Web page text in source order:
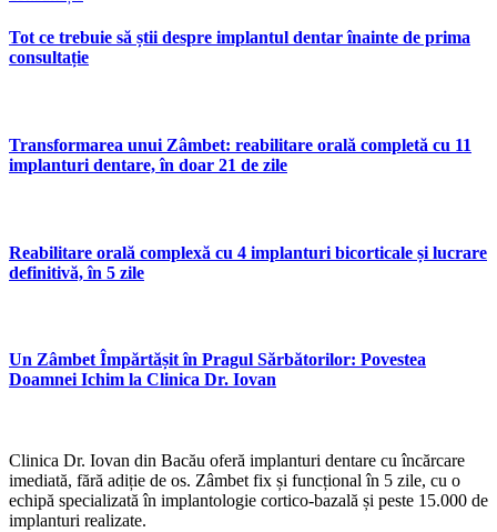
Tot ce trebuie să știi despre implantul dentar înainte de prima
consultație
Transformarea unui Zâmbet: reabilitare orală completă cu 11
implanturi dentare, în doar 21 de zile
Reabilitare orală complexă cu 4 implanturi bicorticale și lucrare
definitivă, în 5 zile
Un Zâmbet Împărtășit în Pragul Sărbătorilor: Povestea
Doamnei Ichim la Clinica Dr. Iovan
Clinica Dr. Iovan din Bacău oferă implanturi dentare cu încărcare
imediată, fără adiție de os. Zâmbet fix și funcțional în 5 zile, cu o
echipă specializată în implantologie cortico-bazală și peste 15.000 de
implanturi realizate.